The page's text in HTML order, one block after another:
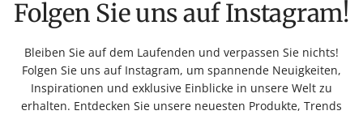
Folgen Sie uns auf Instagram!
Bleiben Sie auf dem Laufenden und verpassen Sie nichts!
Folgen Sie uns auf Instagram, um spannende Neuigkeiten,
Inspirationen und exklusive Einblicke in unsere Welt zu
erhalten. Entdecken Sie unsere neuesten Produkte, Trends